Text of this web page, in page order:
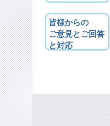
皆様からの
ご意見とご回答
と対応